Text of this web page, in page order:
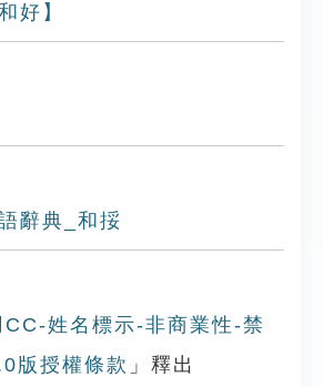
好】
辭典_和挼
CC-姓名標示-非商業性-禁
版授權條款 」釋出